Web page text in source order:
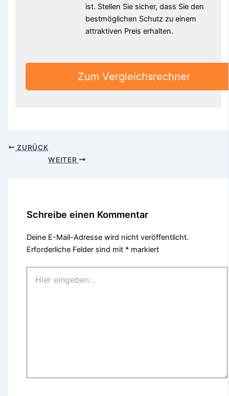
ist. Stellen Sie sicher, dass Sie den
bestmöglichen Schutz zu einem
attraktiven Preis erhalten.
Zum Vergleichsrechner
ZURÜCK
WEITER
Schreibe einen Kommentar
Deine E-Mail-Adresse wird nicht veröffentlicht.
Erforderliche Felder sind mit * markiert
eingeben…